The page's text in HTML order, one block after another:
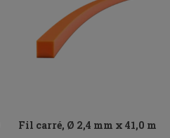
Fil carré, Ø 2,4 mm x 41,0 m